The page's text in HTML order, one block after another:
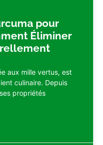
pour
Éliminer
aux mille vertus, est
culinaire. Depuis
propriétés